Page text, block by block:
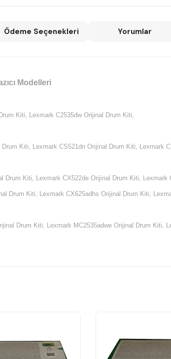
Ödeme Seçenekleri Yorumlar
Modelleri
Kiti, Lexmark C2535dw Orijinal Drum Kiti,
Drum Kiti, Lexmark CS521dn Orijinal Drum Kiti, Lexmark
Drum Kiti, Lexmark CX522de Orijinal Drum Kiti, Lexmark
Drum Kiti, Lexmark CX625adhs Orijinal Drum Kiti,
Drum Kiti, Lexmark MC2535adwe Orijinal Drum Kiti,